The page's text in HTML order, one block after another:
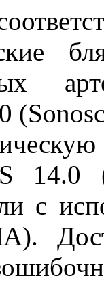
14.0
с